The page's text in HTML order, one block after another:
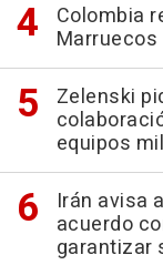
Colombia
Zelenski
equipos
Irán avisa
acuerdo
garantizar